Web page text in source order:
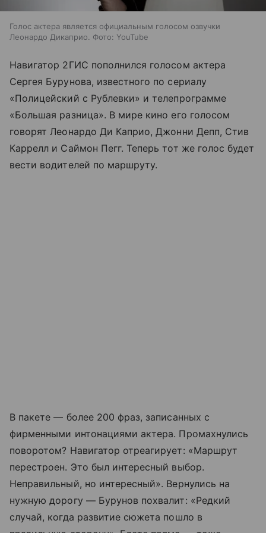
Голос актера является официальным голосом озвучки
Леонардо Дикаприо. Фото: YouTube
Навигатор 2ГИС пополнился голосом актера
Сергея Бурунова, известного по сериалу
«Полицейский с Рублевки» и телепрограмме
«Большая разница». В мире кино его голосом
говорят Леонардо Ди Каприо, Джонни Депп, Стив
Каррелл и Саймон Пегг. Теперь тот же голос будет
вести водителей по маршруту.
В пакете — более 200 фраз, записанных с
фирменными интонациями актера. Промахнулись
поворотом? Навигатор отреагирует: «Маршрут
перестроен. Это был интересный выбор.
Неправильный, но интересный». Вернулись на
нужную дорогу — Бурунов похвалит: «Редкий
случай, когда развитие сюжета пошло в